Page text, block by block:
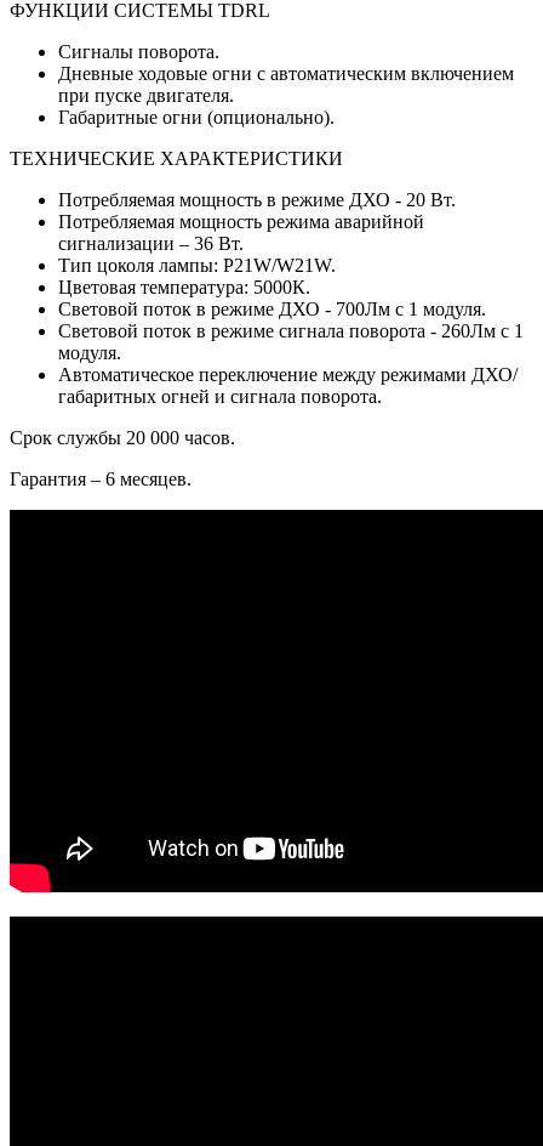
ФУНКЦИИ СИСТЕМЫ TDRL
Сигналы поворота.
Дневные ходовые огни с автоматическим включением
при пуске двигателя.
Габаритные огни (опционально).
ТЕХНИЧЕСКИЕ ХАРАКТЕРИСТИКИ
Потребляемая мощность в режиме ДХО - 20 Вт.
Потребляемая мощность режима аварийной
сигнализации – 36 Вт.
Тип цоколя лампы: P21W/W21W.
Цветовая температура: 5000К.
Световой поток в режиме ДХО - 700Лм с 1 модуля.
Световой поток в режиме сигнала поворота - 260Лм с 1
модуля.
Автоматическое переключение между режимами ДХО/
габаритных огней и сигнала поворота.
Срок службы 20 000 часов.
Гарантия – 6 месяцев.